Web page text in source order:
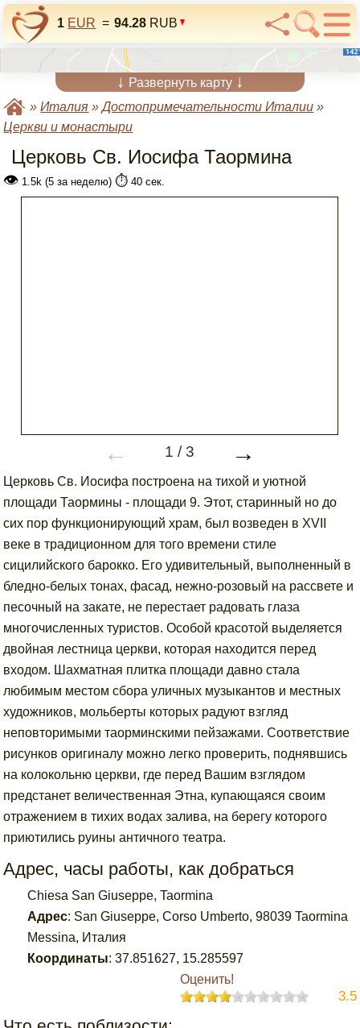
1 EUR = 94.28 RUB
↓ Развернуть карту ↓
»Италия »Достопримечательности Италии »
Церкви и монастыри
Церковь Св. Иосифа Таормина
👁 1.5k (5 за неделю) ⏱️ 40 сек.
← 1 /3 →
Церковь Св. Иосифа построена на тихой и уютной
площади Таормины - площади 9. Этот, старинный но до
сих пор функционирующий храм, был возведен в XVII
веке в традиционном для того времени стиле
сицилийского барокко. Его удивительный, выполненный в
бледно-белых тонах, фасад, нежно-розовый на рассвете и
песочный на закате, не перестает радовать глаза
многочисленных туристов. Особой красотой выделяется
двойная лестница церкви, которая находится перед
входом. Шахматная плитка площади давно стала
любимым местом сбора уличных музыкантов и местных
художников, мольберты которых радуют взгляд
неповторимыми таорминскими пейзажами. Соответствие
рисунков оригиналу можно легко проверить, поднявшись
на колокольню церкви, где перед Вашим взглядом
предстанет величественная Этна, купающаяся своим
отражением в тихих водах залива, на берегу которого
приютились руины античного театра.
Адрес, часы работы, как добраться
Chiesa San Giuseppe, Taormina
Адрес: San Giuseppe, Corso Umberto, 98039 Taormina
Messina, Италия
Координаты: 37.851627, 15.285597
Оценить!
3.5